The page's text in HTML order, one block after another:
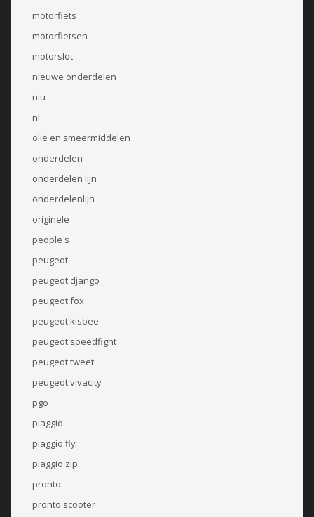
motorfiets
motorfietsen
motorslot
nieuwe onderdelen
niu
nl
olie en smeermiddelen
onderdelen
onderdelen lijn
onderdelenlijn
originele
people s
peugeot
peugeot django
peugeot fox
peugeot kisbee
peugeot speedfight
peugeot tweet
peugeot vivacity
pgo
piaggio
piaggio fly
piaggio zip
pronto
pronto scooter